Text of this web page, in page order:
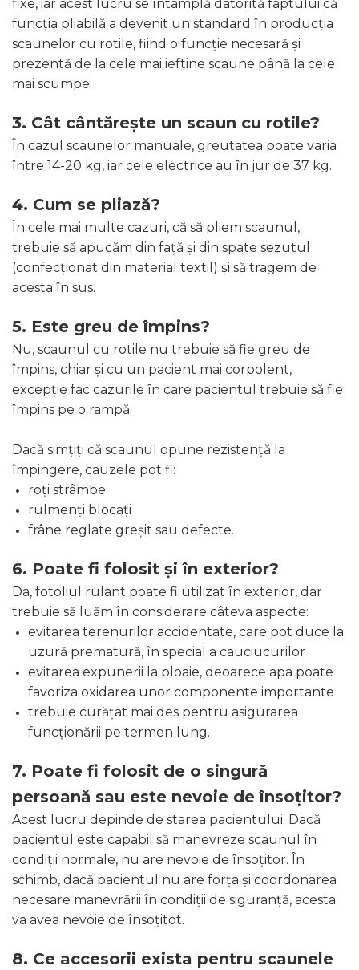
fixe, iar acest lucru se întâmplă datorită faptului că
funcția pliabilă a devenit un standard în producția
scaunelor cu rotile, fiind o funcție necesară și
prezentă de la cele mai ieftine scaune până la cele
mai scumpe.
3. Cât cântărește un scaun cu rotile?
În cazul scaunelor manuale, greutatea poate varia
între 14-20 kg, iar cele electrice au în jur de 37 kg.
4. Cum se pliază?
În cele mai multe cazuri, că să pliem scaunul,
trebuie să apucăm din față și din spate sezutul
(confecționat din material textil) și să tragem de
acesta în sus.
5. Este greu de împins?
Nu, scaunul cu rotile nu trebuie să fie greu de
împins, chiar și cu un pacient mai corpolent,
excepție fac cazurile în care pacientul trebuie să fie
împins pe o rampă.
Dacă simțiți că scaunul opune rezistență la
împingere, cauzele pot fi:
roți strâmbe
rulmenți blocați
frâne reglate greșit sau defecte.
6. Poate fi folosit și în exterior?
Da, fotoliul rulant poate fi utilizat în exterior, dar
trebuie să luăm în considerare câteva aspecte:
evitarea terenurilor accidentate, care pot duce la
uzură prematură, în special a cauciucurilor
evitarea expunerii la ploaie, deoarece apa poate
favoriza oxidarea unor componente importante
trebuie curățat mai des pentru asigurarea
funcționării pe termen lung.
7. Poate fi folosit de o singură
persoană sau este nevoie de însoțitor?
Acest lucru depinde de starea pacientului. Dacă
pacientul este capabil să manevreze scaunul în
condiții normale, nu are nevoie de însoțitor. În
schimb, dacă pacientul nu are forța și coordonarea
necesare manevrării în condiții de siguranță, acesta
va avea nevoie de însoțitot.
8. Ce accesorii exista pentru scaunele